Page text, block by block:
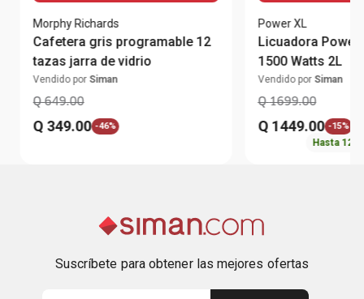
Morphy Richards
Cafetera gris programable 12
tazas jarra de vidrio
Vendido por Siman
Q 649.00
Q 349.00 -46%
Power XL
Licuadora Power
1500 Watts 2L
Vendido por Siman
Q 1699.00
Q 1449.00 -15%
Hasta 12
Suscríbete para obtener las mejores ofertas